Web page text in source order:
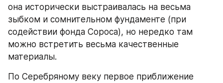
она исторически выстраивалась на весьма
зыбком и сомнительном фундаменте (при
содействии фонда Сороса), но нередко там
можно встретить весьма качественные
материалы.
По Серебряному веку первое приближение